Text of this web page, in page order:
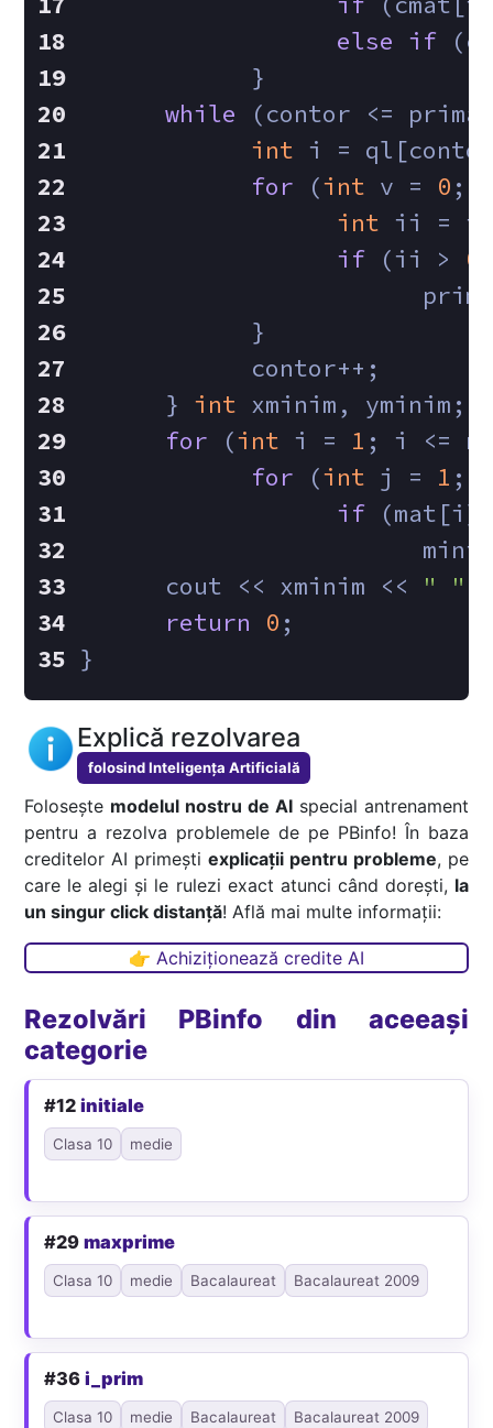
else if
            }
while (contor <=
int i =
for (int v = 0 ;
int ii = i
if (ii > 0
            }
            contor++;
      }
int xminim, yminim;
for (int i = 1 ; i <=
for (int j = 1 ; j
if
      cout << xminim <<
" "
return
0 ;
}
Explică rezolvarea
folosind Inteligența Artificială
Folosește modelul nostru de AIspecial antrenament
pentru a rezolva problemele de pe PBinfo! În baza
creditelor AI primești explicații pentru probleme, pe
care le alegi și le rulezi exact atunci când dorești, la
un singur click distanță! Află mai multe informații:
👉 Achiziționează credite AI
Rezolvări PBinfo din aceeași
categorie
#12initiale
Clasa 10 medie
#29maxprime
Clasa 10 medie Bacalaureat Bacalaureat 2009
#36i_prim
Clasa 10 medie Bacalaureat Bacalaureat 2009